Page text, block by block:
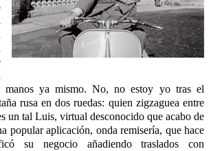
manos ya mismo. No, no estoy yo tras el
rusa en dos ruedas: quien zigzaguea entre
un tal Luis, virtual desconocido que acabo de
popular aplicación, onda remisería, que hace
su negocio añadiendo traslados con